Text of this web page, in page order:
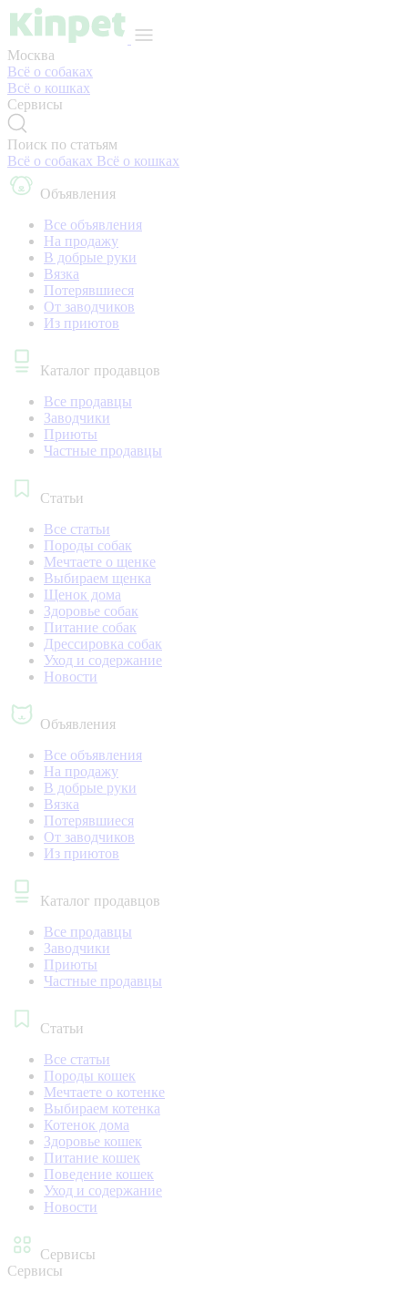
Москва
Всё о собаках
Всё о кошках
Сервисы
Поиск по статьям
Всё о собаках Всё о кошках
Объявления
Все объявления
На продажу
В добрые руки
Вязка
Потерявшиеся
От заводчиков
Из приютов
Каталог продавцов
Все продавцы
Заводчики
Приюты
Частные продавцы
Статьи
Все статьи
Породы собак
Мечтаете о щенке
Выбираем щенка
Щенок дома
Здоровье собак
Питание собак
Дрессировка собак
Уход и содержание
Новости
Объявления
Все объявления
На продажу
В добрые руки
Вязка
Потерявшиеся
От заводчиков
Из приютов
Каталог продавцов
Все продавцы
Заводчики
Приюты
Частные продавцы
Статьи
Все статьи
Породы кошек
Мечтаете о котенке
Выбираем котенка
Котенок дома
Здоровье кошек
Питание кошек
Поведение кошек
Уход и содержание
Новости
Сервисы
Сервисы